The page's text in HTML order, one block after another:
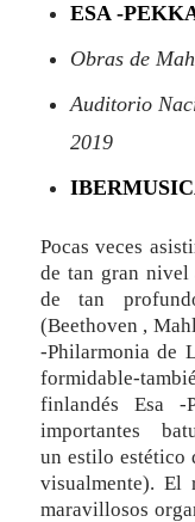
ESA -
Obras de
Auditorio
2019
Pocas veces
de tan gran nivel
de tan
(Beethoven ,
-Philarmonia de
formidable-
finlandés Esa -
importantes
un estilo estético
visualmente). El
maravillosos